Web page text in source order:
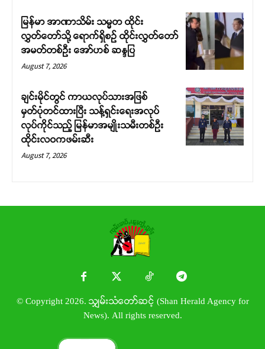
မြန်မာ အာဏာသိမ်း သမ္မတ ထိုင်း
လွှတ်တော်သို့ ရောက်ရှိစဉ် ထိုင်းလွှတ်တော်
အမတ်တစ်ဦး အော်ဟစ် ဆန္ဒပြ
August 7, 2026
ချင်းမိုင်တွင် ကာယလုပ်သားအဖြစ်
မှတ်ပုံတင်ထားပြီး သန့်ရှင်းရေးအလုပ်
လုပ်ကိုင်သည့် မြန်မာအမျိုးသမီးတစ်ဦး
ထိုင်းလဝကဖမ်းဆီး
August 7, 2026
© Copyright 2026. သျှမ်းသံတော်ဆင့် (Shan Herald Agency for
News). All rights reserved.